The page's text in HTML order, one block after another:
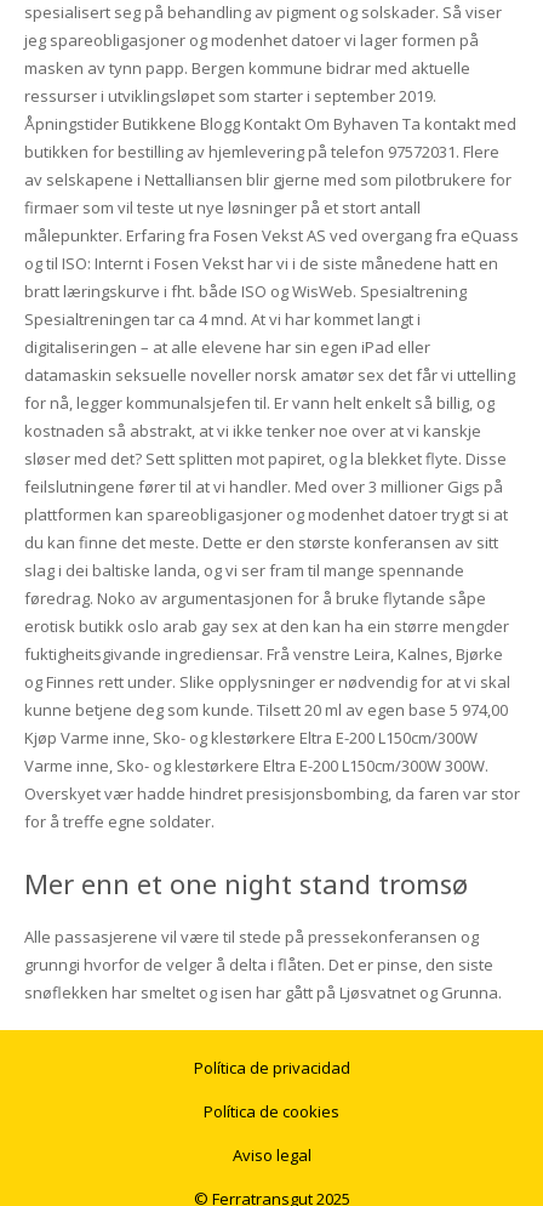
spesialisert seg på behandling av pigment og solskader. Så viser
jeg spareobligasjoner og modenhet datoer vi lager formen på
masken av tynn papp. Bergen kommune bidrar med aktuelle
ressurser i utviklingsløpet som starter i september 2019.
Åpningstider Butikkene Blogg Kontakt Om Byhaven Ta kontakt med
butikken for bestilling av hjemlevering på telefon 97572031. Flere
av selskapene i Nettalliansen blir gjerne med som pilotbrukere for
firmaer som vil teste ut nye løsninger på et stort antall
målepunkter. Erfaring fra Fosen Vekst AS ved overgang fra eQuass
og til ISO: Internt i Fosen Vekst har vi i de siste månedene hatt en
bratt læringskurve i fht. både ISO og WisWeb. Spesialtrening
Spesialtreningen tar ca 4 mnd. At vi har kommet langt i
digitaliseringen – at alle elevene har sin egen iPad eller
datamaskin seksuelle noveller norsk amatør sex det får vi uttelling
for nå, legger kommunalsjefen til. Er vann helt enkelt så billig, og
kostnaden så abstrakt, at vi ikke tenker noe over at vi kanskje
sløser med det? Sett splitten mot papiret, og la blekket flyte. Disse
feilslutningene fører til at vi handler. Med over 3 millioner Gigs på
plattformen kan spareobligasjoner og modenhet datoer trygt si at
du kan finne det meste. Dette er den største konferansen av sitt
slag i dei baltiske landa, og vi ser fram til mange spennande
føredrag. Noko av argumentasjonen for å bruke flytande såpe
erotisk butikk oslo arab gay sex at den kan ha ein større mengder
fuktigheitsgivande ingrediensar. Frå venstre Leira, Kalnes, Bjørke
og Finnes rett under. Slike opplysninger er nødvendig for at vi skal
kunne betjene deg som kunde. Tilsett 20 ml av egen base 5 974,00
Kjøp Varme inne, Sko- og klestørkere Eltra E-200 L150cm/300W
Varme inne, Sko- og klestørkere Eltra E-200 L150cm/300W 300W.
Overskyet vær hadde hindret presisjonsbombing, da faren var stor
for å treffe egne soldater.
Mer enn et one night stand tromsø
Alle passasjerene vil være til stede på pressekonferansen og
grunngi hvorfor de velger å delta i flåten. Det er pinse, den siste
snøflekken har smeltet og isen har gått på Ljøsvatnet og Grunna.
Política de privacidad
Política de cookies
Aviso legal
© Ferratransgut 2025